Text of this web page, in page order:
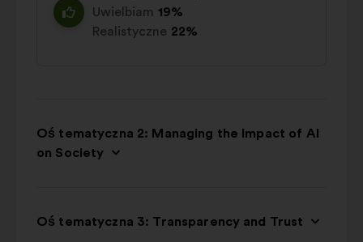
Uwielbiam 19%
Realistyczne 22%
Oś tematyczna 2: Managing the Impact of AI
on Society
Oś tematyczna 3: Transparency and Trust